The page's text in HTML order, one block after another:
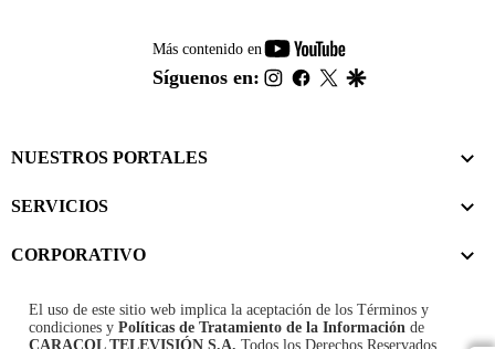
Más contenido en
youtube-
footer
Síguenos en: instagram
facebook
twitter
NUESTROS PORTALES
SERVICIOS
CORPORATIVO
El uso de este sitio web implica la aceptación de los Términos y
condiciones y Políticas de Tratamiento de la Información de
CARACOL TELEVISIÓN S.A. Todos los Derechos Reservados